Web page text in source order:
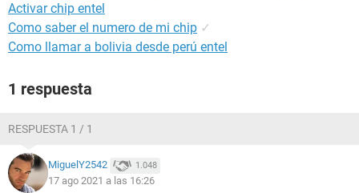
Activar chip entel
Como saber el numero de mi chip ✓
Como llamar a bolivia desde perú entel
1 respuesta
RESPUESTA 1 / 1
MiguelY2542 1.048
17 ago 2021 a las 16:26